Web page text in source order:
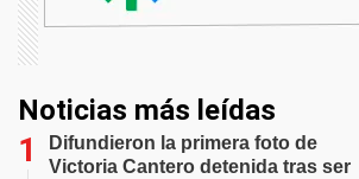
Noticias más leídas
Difundieron la primera foto de
Victoria Cantero detenida tras ser